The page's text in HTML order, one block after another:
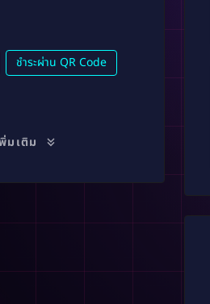
ชำระผ่าน QR Code
มเติม